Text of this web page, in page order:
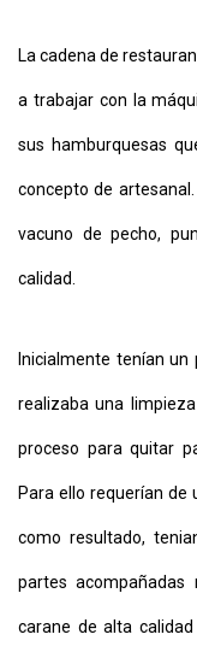
La cadena de
a trabajar con la
sus hamburquesas
concepto de
vacuno de pecho,
calidad.
Inicialmente tenían
realizaba una
proceso para quitar
Para ello requerían de
como resultado,
partes
carane de alta